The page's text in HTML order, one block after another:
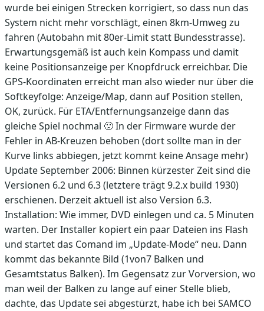
wurde bei einigen Strecken korrigiert, so dass nun das
System nicht mehr vorschlägt, einen 8km-Umweg zu
fahren (Autobahn mit 80er-Limit statt Bundesstrasse).
Erwartungsgemäß ist auch kein Kompass und damit
keine Positionsanzeige per Knopfdruck erreichbar. Die
GPS-Koordinaten erreicht man also wieder nur über die
Softkeyfolge: Anzeige/Map, dann auf Position stellen,
OK, zurück. Für ETA/Entfernungsanzeige dann das
gleiche Spiel nochmal 🙁 In der Firmware wurde der
Fehler in AB-Kreuzen behoben (dort sollte man in der
Kurve links abbiegen, jetzt kommt keine Ansage mehr)
Update September 2006: Binnen kürzester Zeit sind die
Versionen 6.2 und 6.3 (letztere trägt 9.2.x build 1930)
erschienen. Derzeit aktuell ist also Version 6.3.
Installation: Wie immer, DVD einlegen und ca. 5 Minuten
warten. Der Installer kopiert ein paar Dateien ins Flash
und startet das Comand im „Update-Mode“ neu. Dann
kommt das bekannte Bild (1von7 Balken und
Gesamtstatus Balken). Im Gegensatz zur Vorversion, wo
man weil der Balken zu lange auf einer Stelle blieb,
dachte, das Update sei abgestürzt, habe ich bei SAMCO